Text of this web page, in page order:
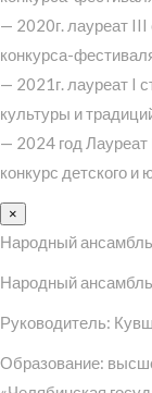
— 2020г. лауреат III
конкурса-
— 2021г. лауреат I
культуры и
— 2024 год
конкурс детского и
×
Народный ансамбль
Народный ансамбль
Руководитель:
Образование: